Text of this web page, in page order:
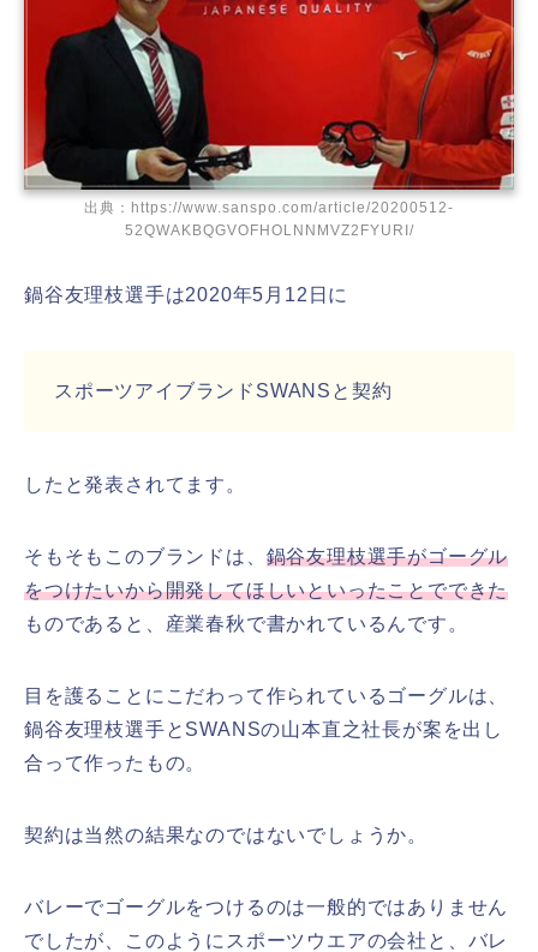
出典：https://www.sanspo.com/article/20200512-
52QWAKBQGVOFHOLNNMVZ2FYURI/
鍋谷友理枝選手は2020年5月12日に
スポーツアイブランドSWANSと契約
したと発表されてます。
そもそもこのブランドは、 鍋谷友理枝選手がゴーグル
をつけたいから開発してほしいといったことでできた
ものであると、産業春秋で書かれているんです。
目を護ることにこだわって作られているゴーグルは、
鍋谷友理枝選手とSWANSの山本直之社長が案を出し
合って作ったもの。
契約は当然の結果なのではないでしょうか。
バレーでゴーグルをつけるのは一般的ではありません
でしたが、このようにスポーツウエアの会社と、バレ